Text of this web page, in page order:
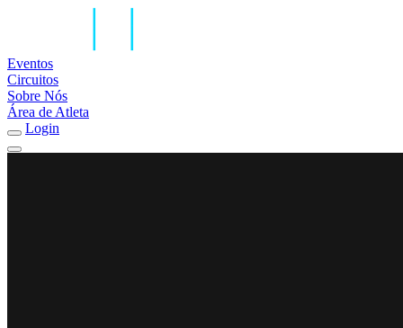
Eventos
Circuitos
Sobre Nós
Área de Atleta
Login